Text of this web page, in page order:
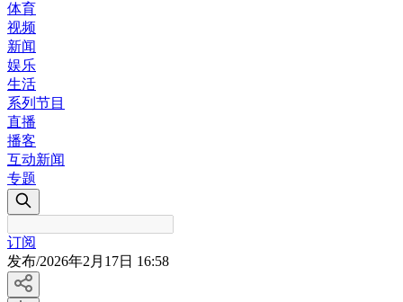
体育
视频
新闻
娱乐
生活
系列节目
直播
播客
互动新闻
专题
订阅
发布/2026年2月17日 16:58